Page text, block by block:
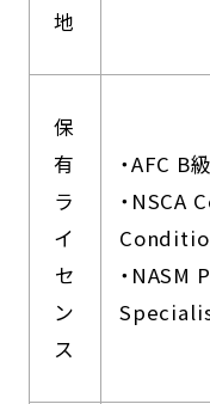
地
保
有
ラ
イ
セ
ン
ス
・AFC B
・
・